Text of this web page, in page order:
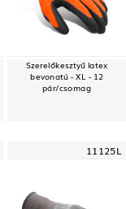
Szerelőkesztyű latex
bevonatú - XL - 12
pár/csomag
11125L